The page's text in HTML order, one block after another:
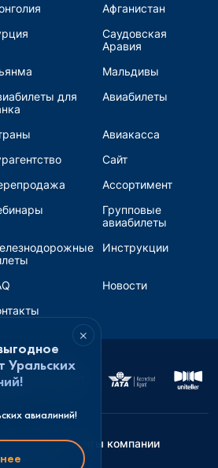
Афганистан
Саудовская
Аравия
Мальдивы
для
Авиабилеты
Авиакасса
Сайт
Ассортимент
Групповые
авиабилеты
Инструкции
Новости
Реквизиты компании
×
Уральских
авиалиний!